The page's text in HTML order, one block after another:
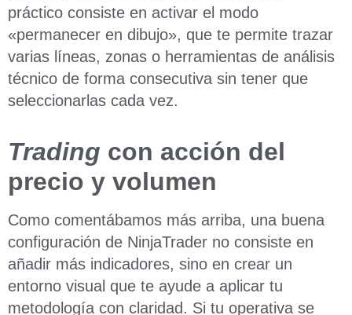
práctico consiste en activar el modo
«permanecer en dibujo», que te permite trazar
varias líneas, zonas o herramientas de análisis
técnico de forma consecutiva sin tener que
seleccionarlas cada vez.
Trading con acción del
precio y volumen
Como comentábamos más arriba, una buena
configuración de NinjaTrader no consiste en
añadir más indicadores, sino en crear un
entorno visual que te ayude a aplicar tu
metodología con claridad. Si tu operativa se